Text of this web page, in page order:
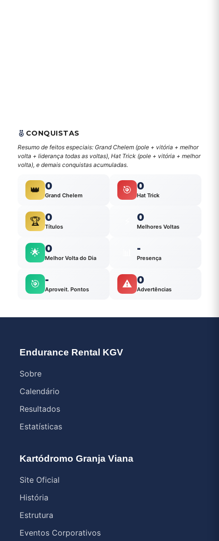
CONQUISTAS
Resumo de feitos especiais: Grand Chelem (pole + vitória + melhor
volta + liderança todas as voltas), Hat Trick (pole + vitória + melhor
volta), e demais conquistas acumuladas.
👑 0
Grand Chelem 🎯 0
Hat Trick
🏆 0
Títulos
0
Melhores Voltas
🌟 0
Melhor Volta do Dia
-
Presença
🎯 -
Aproveit. Pontos ⚠️ 0
Advertências
Endurance Rental KGV
Sobre
Calendário
Resultados
Estatísticas
Kartódromo Granja Viana
Site Oficial
História
Estrutura
Eventos Corporativos